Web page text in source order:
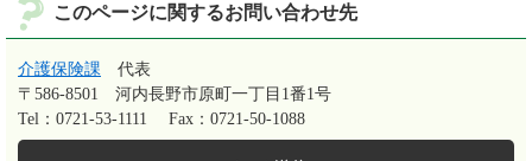
このページに関するお問い合わせ先
介護保険課
代表
〒586-8501
河内長野市原町一丁目1番1号
Tel：0721-53-1111
Fax：0721-50-1088